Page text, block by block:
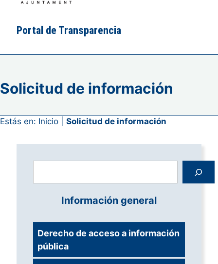
Portal de Transparencia
Solicitud de información
Estás en: Inicio Solicitud de información
Información general
Derecho de acceso a información
pública